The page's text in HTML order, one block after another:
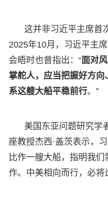
这并非习近平主席首
2025年10月，习近平主
会晤时也曾指出：“面对
掌舵人，应当把握好方
系这艘大船平稳前行。”
美国东亚问题研究学
座教授杰西·盖茨表示，
比作一艘大船，指明我
作。中美相向而行，必将